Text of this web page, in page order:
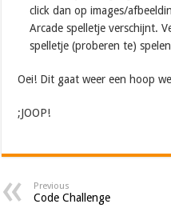
click dan op images/
Arcade spelletje verschijnt.
spelletje (proberen te)
Oei! Dit gaat weer een hoop
;JOOP!
Previous
Code Challenge